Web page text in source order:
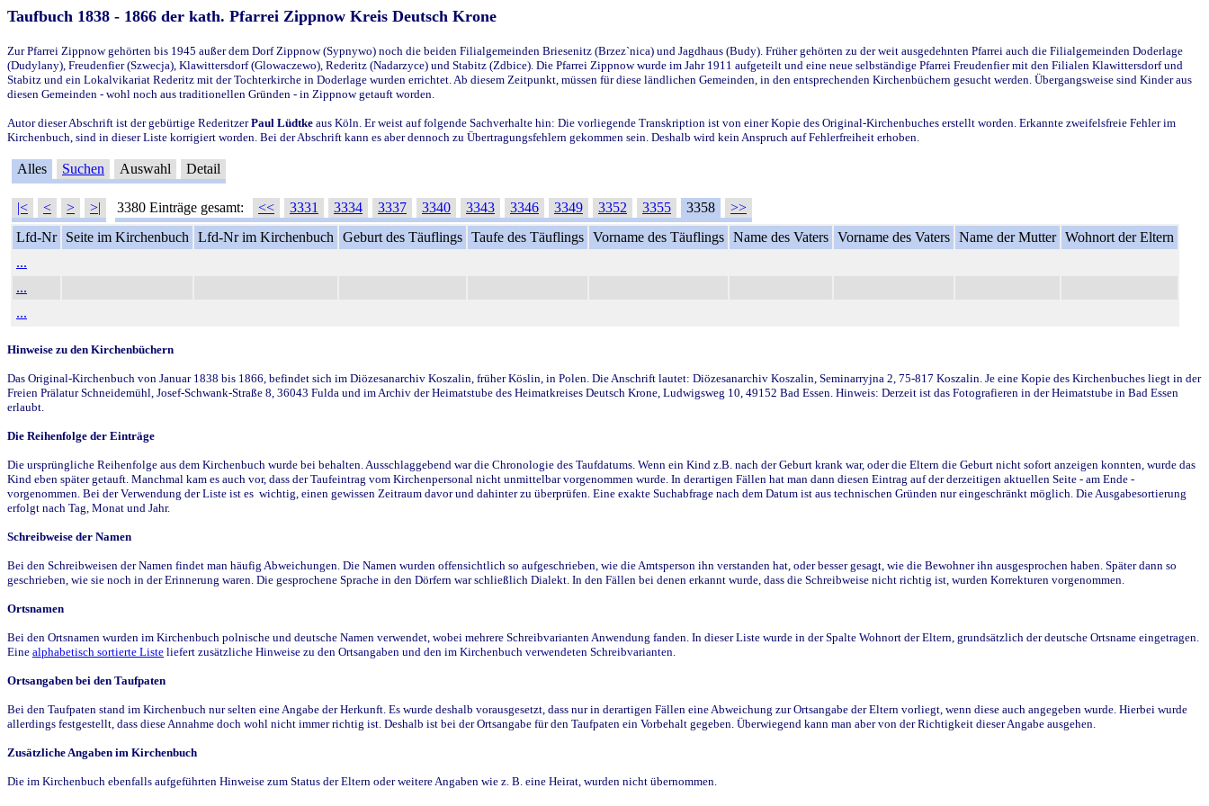
Taufbuch 1838 - 1866 der kath. Pfarrei Zippnow Kreis Deutsch Krone
Zur Pfarrei Zippnow gehörten bis 1945 außer dem Dorf Zippnow (Sypnywo) noch die beiden Filialgemeinden Briesenitz (Brzez`nica) und Jagdhaus (Budy). Früher gehörten zu der weit ausgedehnten Pfarrei auch die Filialgemeinden Doderlage
(Dudylany), Freudenfier (Szwecja), Klawittersdorf (Glowaczewo), Rederitz (Nadarzyce) und Stabitz (Zdbice). Die Pfarrei Zippnow wurde im Jahr 1911 aufgeteilt und eine neue selbständige Pfarrei Freudenfier mit den Filialen Klawittersdorf und
Stabitz und ein Lokalvikariat Rederitz mit der Tochterkirche in Doderlage wurden errichtet. Ab diesem Zeitpunkt, müssen für diese ländlichen Gemeinden, in den entsprechenden Kirchenbüchern gesucht werden. Übergangsweise sind Kinder aus
diesen Gemeinden - wohl noch aus traditionellen Gründen - in Zippnow getauft worden.
Autor dieser Abschrift ist der gebürtige RederitzerPaul Lüdtke aus Köln. Er weist auf folgende Sachverhalte hin: Die vorliegende Transkription ist von einer Kopie des Original-Kirchenbuches erstellt worden. Erkannte zweifelsfreie Fehler im
Kirchenbuch, sind in dieser Liste korrigiert worden. Bei der Abschrift kann es aber dennoch zu Übertragungsfehlern gekommen sein. Deshalb wird kein Anspruch auf Fehlerfreiheit erhoben.
Alles Suchen Auswahl Detail
|< < > >| 3380 Einträge gesamt: << 3331 3334 3337 3340 3343 3346 3349 3352 3355 3358
>>
Lfd-Nr
Seite im Kirchenbuch Lfd-Nr im Kirchenbuch Geburt des Täuflings Taufe des Täuflings Vorname des Täuflings Name des Vaters Vorname des Vaters Name der Mutter Wohnort der Eltern
...
...
...
Hinweise zu den Kirchenbüchern
Das Original-Kirchenbuch von Januar 1838 bis 1866, befindet sich im Diözesanarchiv Koszalin, früher Köslin, in Polen. Die Anschrift lautet: Diözesanarchiv Koszalin, Seminarryjna 2, 75-817 Koszalin. Je eine Kopie des Kirchenbuches liegt in der
Freien Prälatur Schneidemühl, Josef-Schwank-Straße 8, 36043 Fulda und im Archiv der Heimatstube des Heimatkreises Deutsch Krone, Ludwigsweg 10, 49152 Bad Essen. Hinweis: Derzeit ist das Fotografieren in der Heimatstube in Bad Essen
erlaubt.
Die Reihenfolge der Einträge
Die ursprüngliche Reihenfolge aus dem Kirchenbuch wurde bei behalten. Ausschlaggebend war die Chronologie des Taufdatums. Wenn ein Kind z.B. nach der Geburt krank war, oder die Eltern die Geburt nicht sofort anzeigen konnten, wurde das
Kind eben später getauft. Manchmal kam es auch vor, dass der Taufeintrag vom Kirchenpersonal nicht unmittelbar vorgenommen wurde. In derartigen Fällen hat man dann diesen Eintrag auf der derzeitigen aktuellen Seite - am Ende -
vorgenommen. Bei der Verwendung der Liste ist es wichtig, einen gewissen Zeitraum davor und dahinter zu überprüfen. Eine exakte Suchabfrage nach dem Datum ist aus technischen Gründen nur eingeschränkt möglich. Die Ausgabesortierung
erfolgt nach Tag, Monat und Jahr.
Schreibweise der Namen
Bei den Schreibweisen der Namen findet man häufig Abweichungen. Die Namen wurden offensichtlich so aufgeschrieben, wie die Amtsperson ihn verstanden hat, oder besser gesagt, wie die Bewohner ihn ausgesprochen haben. Später dann so
geschrieben, wie sie noch in der Erinnerung waren. Die gesprochene Sprache in den Dörfern war schließlich Dialekt. In den Fällen bei denen erkannt wurde, dass die Schreibweise nicht richtig ist, wurden Korrekturen vorgenommen.
Ortsnamen
Bei den Ortsnamen wurden im Kirchenbuch polnische und deutsche Namen verwendet, wobei mehrere Schreibvarianten Anwendung fanden. In dieser Liste wurde in der Spalte Wohnort der Eltern, grundsätzlich der deutsche Ortsname eingetragen.
Eine alphabetisch sortierte Liste liefert zusätzliche Hinweise zu den Ortsangaben und den im Kirchenbuch verwendeten Schreibvarianten.
Ortsangaben bei den Taufpaten
Bei den Taufpaten stand im Kirchenbuch nur selten eine Angabe der Herkunft. Es wurde deshalb vorausgesetzt, dass nur in derartigen Fällen eine Abweichung zur Ortsangabe der Eltern vorliegt, wenn diese auch angegeben wurde. Hierbei wurde
allerdings festgestellt, dass diese Annahme doch wohl nicht immer richtig ist. Deshalb ist bei der Ortsangabe für den Taufpaten ein Vorbehalt gegeben. Überwiegend kann man aber von der Richtigkeit dieser Angabe ausgehen.
Zusätzliche Angaben im Kirchenbuch
Die im Kirchenbuch ebenfalls aufgeführten Hinweise zum Status der Eltern oder weitere Angaben wie z. B. eine Heirat, wurden nicht übernommen.